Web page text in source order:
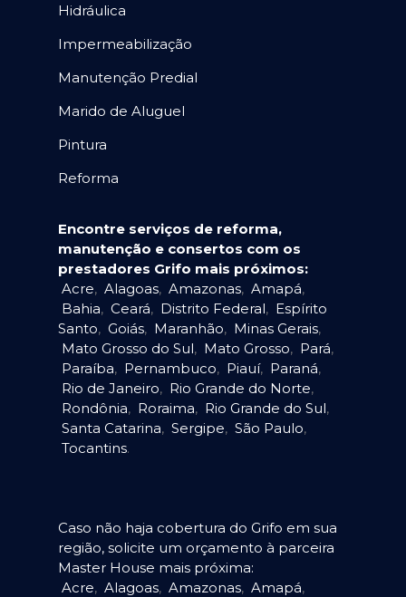
Hidráulica
Impermeabilização
Manutenção Predial
Marido de Aluguel
Pintura
Reforma
Encontre serviços de reforma,
manutenção e consertos com os
prestadores Grifo mais próximos:
Acre, Alagoas, Amazonas, Amapá,
Bahia, Ceará, Distrito Federal, Espírito
Santo, Goiás, Maranhão, Minas Gerais,
Mato Grosso do Sul, Mato Grosso, Pará,
Paraíba, Pernambuco, Piauí, Paraná,
Rio de Janeiro, Rio Grande do Norte,
Rondônia, Roraima, Rio Grande do Sul,
Santa Catarina, Sergipe, São Paulo,
Tocantins.
Caso não haja cobertura do Grifo em sua
região, solicite um orçamento à parceira
Master House mais próxima:
Acre, Alagoas, Amazonas, Amapá,